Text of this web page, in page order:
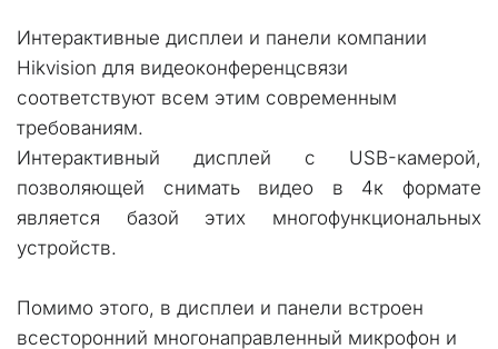
Интерактивные дисплеи и панели компании
Hikvision для видеоконференцсвязи
соответствуют всем этим современным
требованиям.
Интерактивный дисплей с USB-камерой,
позволяющей снимать видео в 4к формате
является базой этих многофункциональных
устройств.
Помимо этого, в дисплеи и панели встроен
всесторонний многонаправленный микрофон и